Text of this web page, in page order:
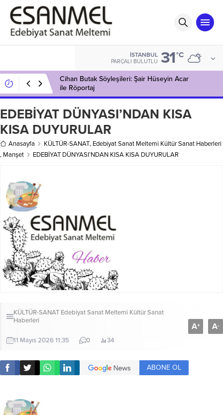
İSTANBUL
PARÇALI BULUTLU 31°C
Cihan Butak Söyleşileri: Şair Hüseyin Acar
ile Röportaj
EDEBİYAT DÜNYASI’NDAN KISA
KISA DUYURULAR
Anasayfa KÜLTÜR-SANAT, Edebiyat Sanat Meltemi Kültür Sanat Haberleri
, Manşet EDEBİYAT DÜNYASI’NDAN KISA KISA DUYURULAR
KÜLTÜR-SANAT Edebiyat Sanat Meltemi Kültür Sanat
Haberleri
11 Mayıs 2026 11:35 0 34
A+ A-
ABONE OL